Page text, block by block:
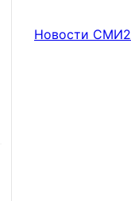
Новости СМИ2